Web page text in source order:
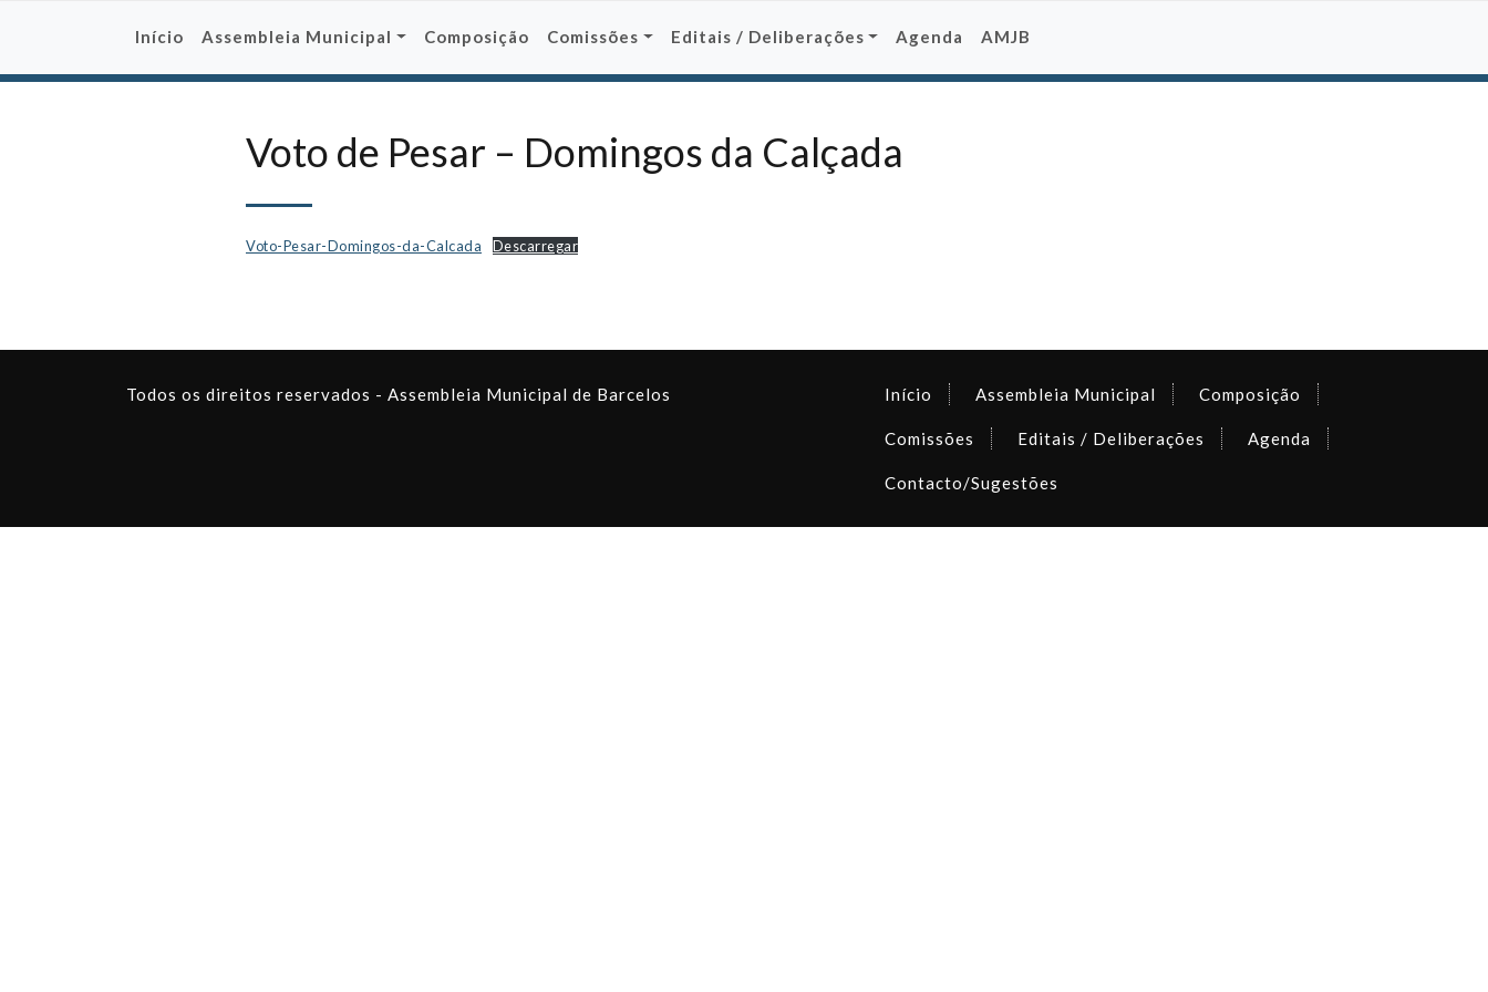
Início Assembleia Municipal Composição Comissões Editais / Deliberações Agenda AMJB
Voto de Pesar – Domingos da Calçada
Voto-Pesar-Domingos-da-Calcada Descarregar
Todos os direitos reservados - Assembleia Municipal de Barcelos Início Assembleia Municipal Composição
Comissões Editais / Deliberações Agenda
Contacto/Sugestões